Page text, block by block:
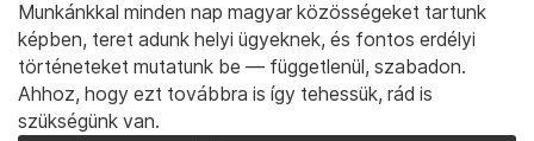
Munkánkkal minden nap magyar közösségeket tartunk
képben, teret adunk helyi ügyeknek, és fontos erdélyi
történeteket mutatunk be — függetlenül, szabadon.
Ahhoz, hogy ezt továbbra is így tehessük, rád is
szükségünk van.